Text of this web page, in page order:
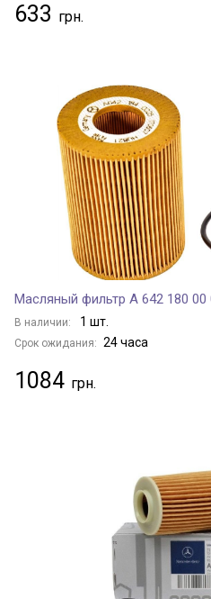
633
Масляный фильтр A 642 180 00
В наличии: 1 шт.
Срок ожидания: 24 часа
1084